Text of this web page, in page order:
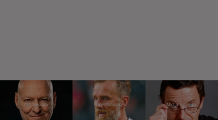
Petr Nikolaev Karel Poborský Michal Viewegh